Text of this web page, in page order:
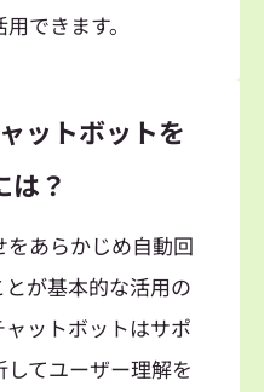
できます。
ットボットを
は？
あらかじめ自動回
が基本的な活用の
ットボットはサポ
てユーザー理解を